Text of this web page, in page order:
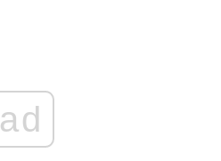
ad